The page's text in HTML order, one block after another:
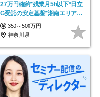
27万円確約*残業月5h以下*日立
G受託の安定基盤*湘南エリア勤
務
350～500万円
神奈川県